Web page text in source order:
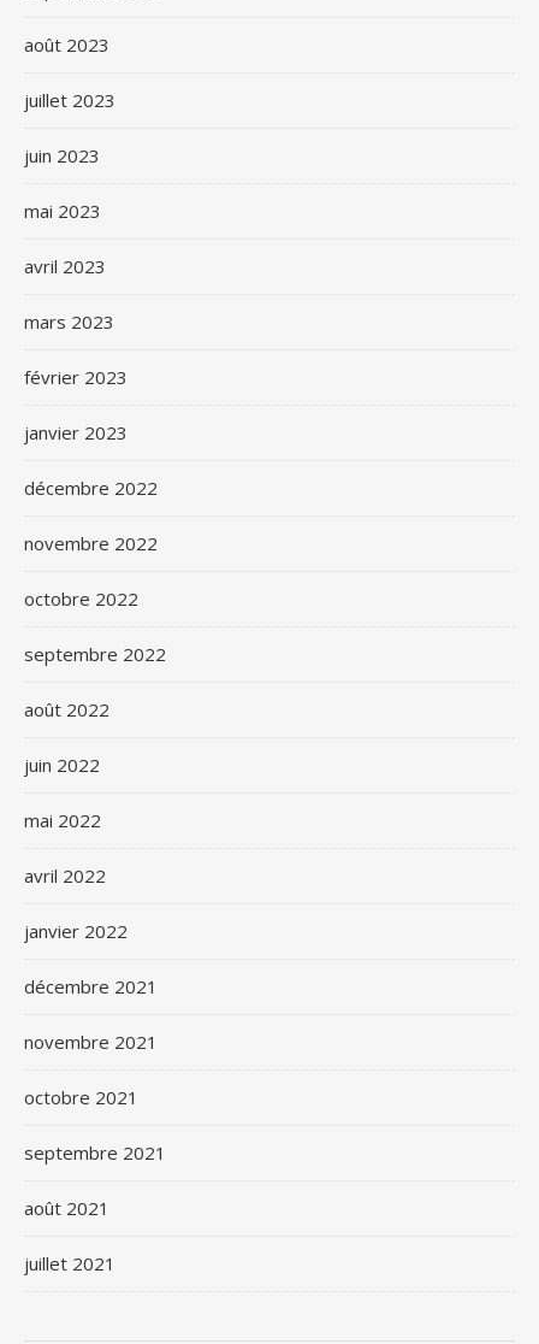
août 2023
juillet 2023
juin 2023
mai 2023
avril 2023
mars 2023
février 2023
janvier 2023
décembre 2022
novembre 2022
octobre 2022
septembre 2022
août 2022
juin 2022
mai 2022
avril 2022
janvier 2022
décembre 2021
novembre 2021
octobre 2021
septembre 2021
août 2021
juillet 2021